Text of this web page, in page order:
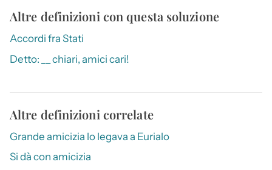
Altre definizioni con questa soluzione
Accordi fra Stati
Detto: __ chiari, amici cari!
Altre definizioni correlate
Grande amicizia lo legava a Eurialo
Si dà con amicizia